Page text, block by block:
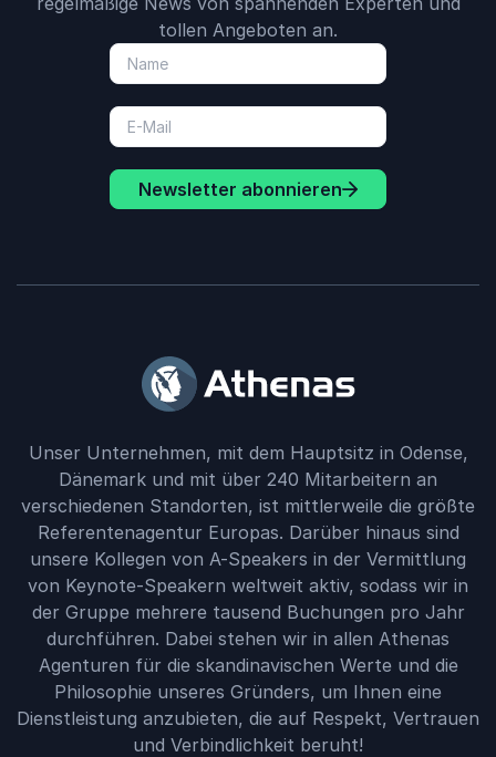
tollen Angeboten an.
Newsletter abonnieren
Unser Unternehmen, mit dem Hauptsitz in Odense,
Dänemark und mit über 240 Mitarbeitern an
verschiedenen Standorten, ist mittlerweile die größte
Referentenagentur Europas. Darüber hinaus sind
unsere Kollegen von A-Speakers in der Vermittlung
von Keynote-Speakern weltweit aktiv, sodass wir in
der Gruppe mehrere tausend Buchungen pro Jahr
durchführen. Dabei stehen wir in allen Athenas
Agenturen für die skandinavischen Werte und die
Philosophie unseres Gründers, um Ihnen eine
Dienstleistung anzubieten, die auf Respekt, Vertrauen
und Verbindlichkeit beruht!